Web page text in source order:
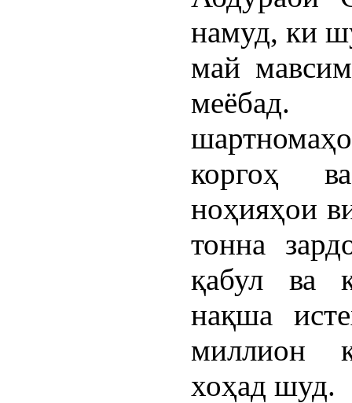
намуд, ки
май
меёбад.
коргоҳ
ноҳияҳои
тонна
қабул ва
нақша
миллион
хоҳад шуд.